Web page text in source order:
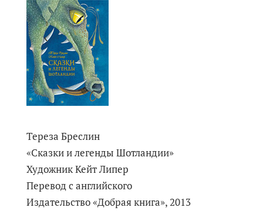
Тереза Бреслин
«Сказки и легенды Шотландии»
Художник Кейт Липер
Перевод с английского
Издательство «Добрая книга», 2013